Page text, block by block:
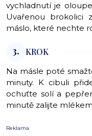
vychladnutí je
Uvařenou brokolici
máslo, které nechte
3. KROK
Na másle poté
minuty. K cibuli
ochuťte solí a
minutě zalijte
Reklama